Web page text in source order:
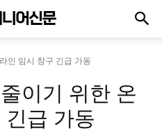
인 임시 창구 긴급 가동
이기 위한 온
긴급 가동